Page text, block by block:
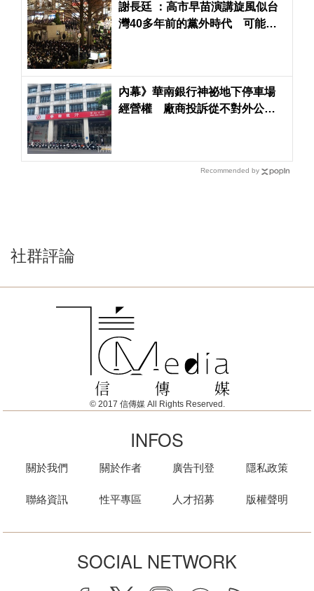
謝長廷 ：高市早苗演講旋風似台
灣40多年前的黨外時代 可能拿
內幕》華南銀行神祕地下停車場
經營權 廠商投訴從不對外公開
Recommended by
社群評論
© 2017 信傳媒 All Rights Reserved.
INFOS
關於我們
聯絡資訊
關於作者
性平專區
廣告刊登
人才招募
隱私政策
版權聲明
SOCIAL NETWORK